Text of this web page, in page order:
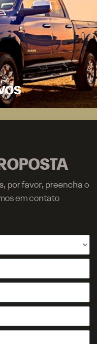
por favor, preencha o
em contato